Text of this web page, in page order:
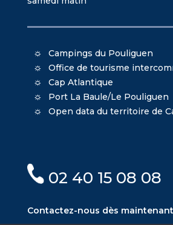
Campings du Pouliguen
Office de tourisme
Cap Atlantique
Port La Baule/Le Pouliguen
Open data du territoire de
02 40 15 08 08
Contactez-nous dès